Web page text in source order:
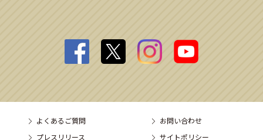
よくあるご質問
お問い合わせ
プレスリリース
サイトポリシー